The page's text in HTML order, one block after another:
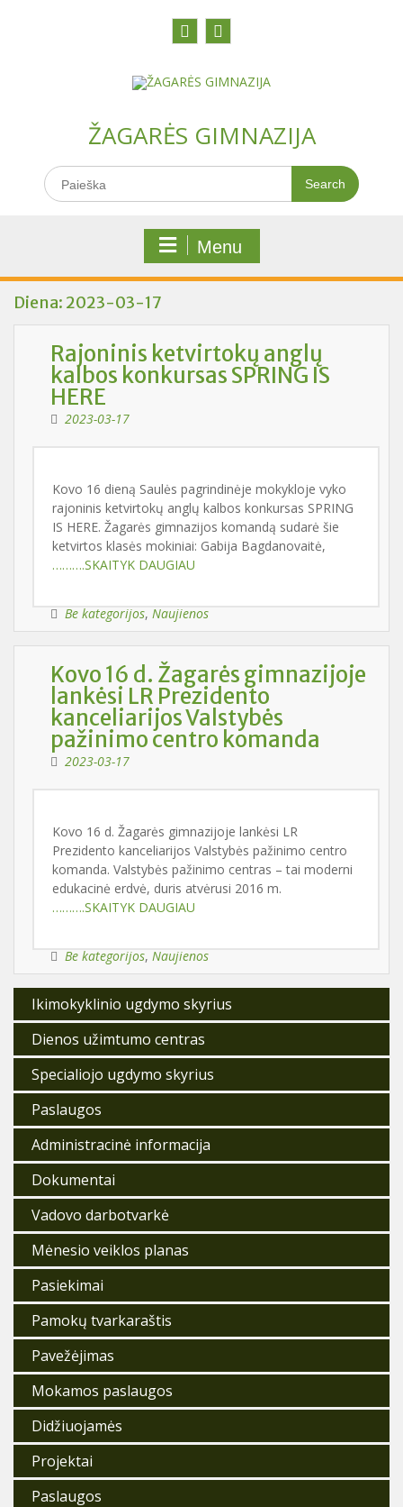
ŽAGARĖS GIMNAZIJA
Search
for:
Menu
Diena: 2023-03-17
Rajoninis ketvirtokų anglų
kalbos konkursas SPRING IS
HERE
2023-03-17
Kovo 16 dieną Saulės pagrindinėje mokykloje vyko
rajoninis ketvirtokų anglų kalbos konkursas SPRING
IS HERE. Žagarės gimnazijos komandą sudarė šie
ketvirtos klasės mokiniai: Gabija Bagdanovaitė,
……….SKAITYK DAUGIAU
Be kategorijos, Naujienos
Kovo 16 d. Žagarės gimnazijoje
lankėsi LR Prezidento
kanceliarijos Valstybės
pažinimo centro komanda
2023-03-17
Kovo 16 d. Žagarės gimnazijoje lankėsi LR
Prezidento kanceliarijos Valstybės pažinimo centro
komanda. Valstybės pažinimo centras – tai moderni
edukacinė erdvė, duris atvėrusi 2016 m.
……….SKAITYK DAUGIAU
Be kategorijos, Naujienos
Ikimokyklinio ugdymo skyrius
Dienos užimtumo centras
Specialiojo ugdymo skyrius
Paslaugos
Administracinė informacija
Dokumentai
Vadovo darbotvarkė
Mėnesio veiklos planas
Pasiekimai
Pamokų tvarkaraštis
Pavežėjimas
Mokamos paslaugos
Didžiuojamės
Projektai
Paslaugos